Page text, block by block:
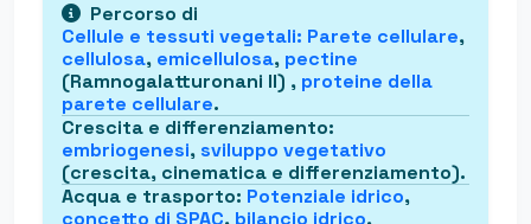
Percorso di
Cellule e tessuti vegetali: Parete cellulare,
cellulosa, emicellulosa, pectine
(Ramnogalatturonani II) , proteine della
parete cellulare.
Crescita e differenziamento:
embriogenesi, sviluppo vegetativo
(crescita, cinematica e differenziamento).
Acqua e trasporto: Potenziale idrico,
concetto di SPAC, bilancio idrico,